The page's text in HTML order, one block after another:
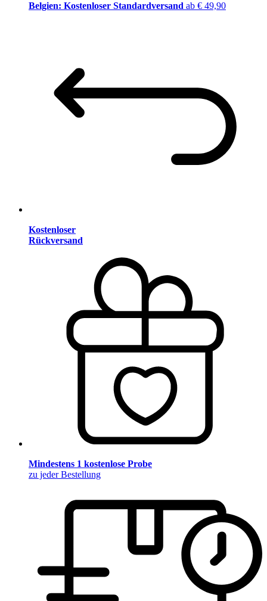
Belgien: Kostenloser Standardversand ab € 49,90
Kostenloser
Rückversand
Mindestens 1 kostenlose Probe
zu jeder Bestellung